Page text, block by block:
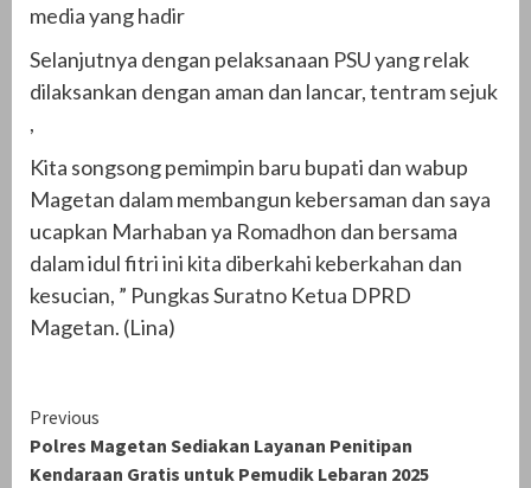
media yang hadir
Selanjutnya dengan pelaksanaan PSU yang relak
dilaksankan dengan aman dan lancar, tentram sejuk
,
Kita songsong pemimpin baru bupati dan wabup
Magetan dalam membangun kebersaman dan saya
ucapkan Marhaban ya Romadhon dan bersama
dalam idul fitri ini kita diberkahi keberkahan dan
kesucian, ” Pungkas Suratno Ketua DPRD
Magetan. (Lina)
Continue
Reading
Previous
Polres Magetan Sediakan Layanan Penitipan
Kendaraan Gratis untuk Pemudik Lebaran 2025